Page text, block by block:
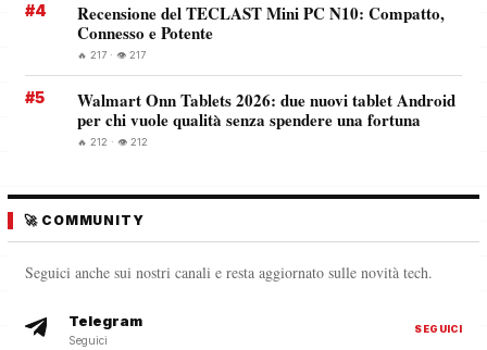
#4
Recensione del TECLAST Mini PC N10: Compatto,
Connesso e Potente
🔥 217 · 👁️ 217
#5
Walmart Onn Tablets 2026: due nuovi tablet Android
per chi vuole qualità senza spendere una fortuna
🔥 212 · 👁️ 212
🚀 COMMUNITY
Seguici anche sui nostri canali e resta aggiornato sulle novità tech.
Telegram
Seguici
SEGUICI